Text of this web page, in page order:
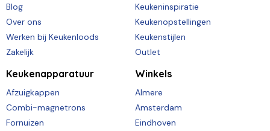
Blog
Over ons
Werken bij Keukenloods
Zakelijk
Keukeninspiratie
Keukenopstellingen
Keukenstijlen
Outlet
Keukenapparatuur
Afzuigkappen
Combi-magnetrons
Fornuizen
Winkels
Almere
Amsterdam
Eindhoven